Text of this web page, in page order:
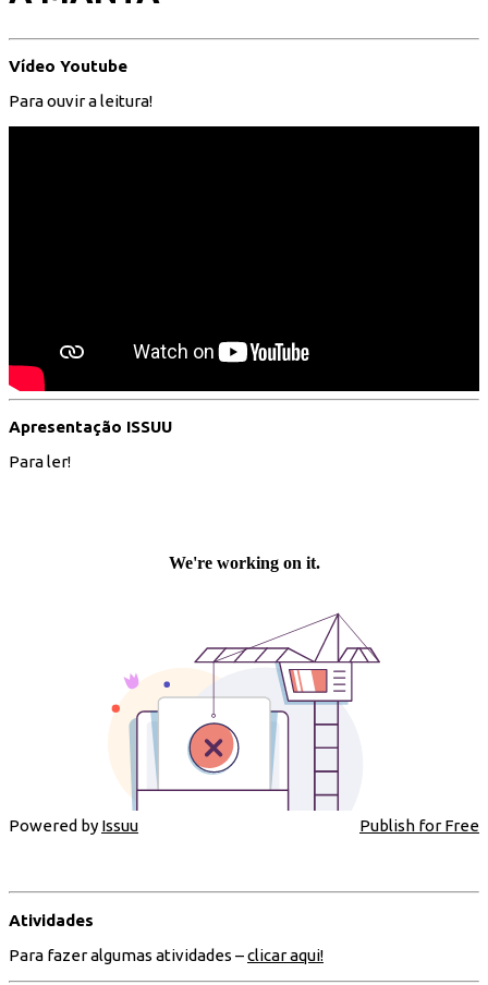
Vídeo Youtube
Para ouvir a leitura!
Apresentação ISSUU
Para ler!
Powered by Issuu Publish for Free
Atividades
Para fazer algumas atividades –clicar aqui!